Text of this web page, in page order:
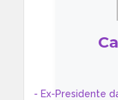
- Ex-Presidente